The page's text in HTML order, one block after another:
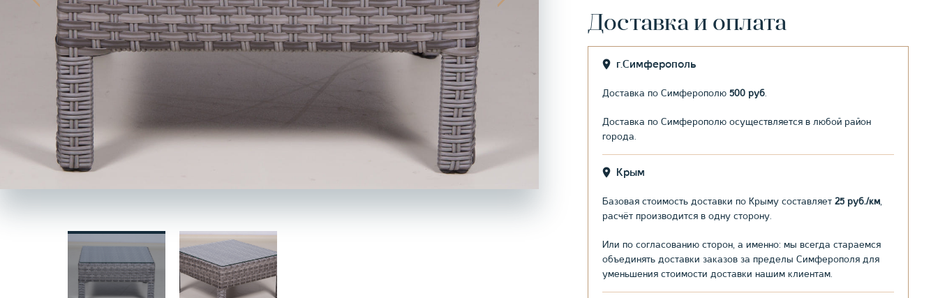
Доставка и оплата
г.Симферополь
Доставка по Симферополю 500 руб
Доставка по Симферополю осуществляется в любой район
города.
Крым
Базовая стоимость доставки по Крыму составляет 25 руб./км
расчёт производится в одну сторону.
Или по согласованию сторон, а именно: мы всегда стараемся
объединять доставки заказов за пределы Симферополя для
уменьшения стоимости доставки нашим клиентам.